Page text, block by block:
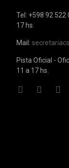
Tel: +598 92 522
17 hs.
Mail:
Pista Oficial -
11 a 17 hs.